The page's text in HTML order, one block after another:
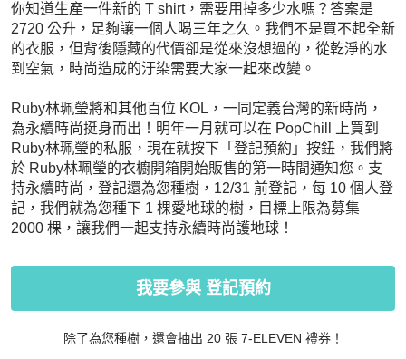
你知道生產一件新的 T shirt，需要用掉多少水嗎？答案是
2720 公升，足夠讓一個人喝三年之久。我們不是買不起全新
的衣服，但背後隱藏的代價卻是從來沒想過的，從乾淨的水
到空氣，時尚造成的汙染需要大家一起來改變。
Ruby林珮瑩將和其他百位 KOL，一同定義台灣的新時尚，
為永續時尚挺身而出！明年一月就可以在 PopChill 上買到
Ruby林珮瑩的私服，現在就按下「登記預約」按鈕，我們將
於 Ruby林珮瑩的衣櫥開箱開始販售的第一時間通知您。支
持永續時尚，登記還為您種樹，12/31 前登記，每 10 個人登
記，我們就為您種下 1 棵愛地球的樹，目標上限為募集
2000 棵，讓我們一起支持永續時尚護地球！
我要參與 登記預約
除了為您種樹，還會抽出 20 張 7-ELEVEN 禮券！